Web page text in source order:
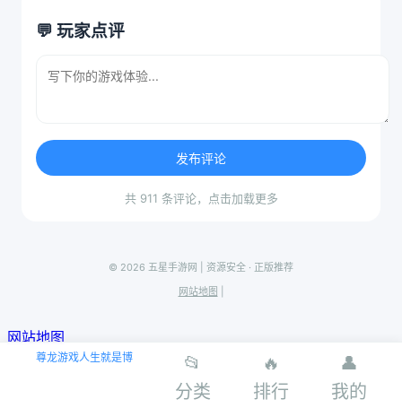
💬 玩家点评
发布评论
共 911 条评论，点击加载更多
尊龙游戏人生就是博
📂
分类
🔥
排行
👤
我的
© 2026 五星手游网 | 资源安全 · 正版推荐
网站地图
网站地图